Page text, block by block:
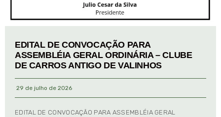
EDITAL DE CONVOCAÇÃO PARA
ASSEMBLÉIA GERAL ORDINÁRIA – CLUBE
DE CARROS ANTIGO DE VALINHOS
29 de julho de 2026
EDITAL DE CONVOCAÇÃO PARA ASSEMBLÉIA GERAL